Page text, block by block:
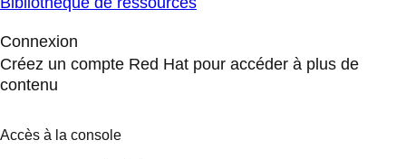
Connexion
Créez un compte Red Hat pour accéder à plus de
contenu
Accès à la console